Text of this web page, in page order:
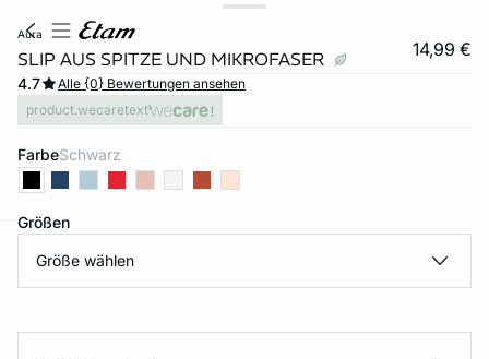
aura
SLIP AUS SPITZE UND MIKROFASER 14,99 €
4.7
Alle {0} Bewertungen ansehen
product.wecaretext
Farbe schwarz
Größen
Größe wählen